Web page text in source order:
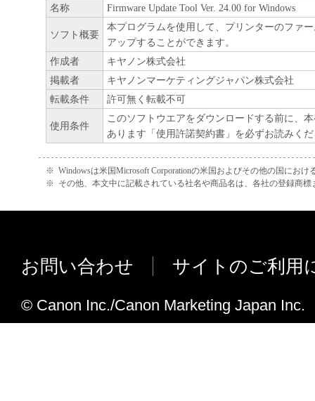
ーに帰属します。
「許諾ソフトウエア」が、CD-ROM等の記
れて提供されている場合、キヤノンは、お
フトウエア」を購入した日から90日の間、
エア」が格納されている記憶媒体（以下「
います）に物理的な欠陥がないことを保証
証期間中に「メディア」に物理的な欠陥が
(1) 「本ソフトウエア」は、『現状のまま
売代理店及び販売店は、「本ソフトウエア
名称 Firmware Update Tool Ver. 24.00 for Windows
ソフト概要
本プログラムを使用して、プリンターのファ
アップすることができます。
作成者
キヤノン株式会社
掲載者
キヤノンマーケティングジャパン株式会社
転載条件
許可無く転載不可
使用条件
このソフトウエアをダウンロードする前に、
あります「使用許諾契約書」を必ずお読みく
※ Windowsは米国Microsoft Corporationの米国およびその他の国におけ
※ その他、本文中に記載されている社名や商品名は、各社の登録商標
お問い合わせ サイトのご利用
© Canon Inc./Canon Marketing Japan Inc.